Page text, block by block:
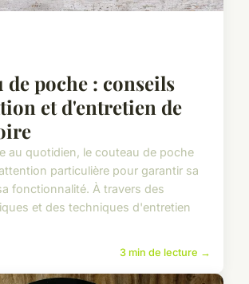
de poche : conseils
et d'entretien de
au quotidien, le couteau de poche
particulière pour garantir sa
fonctionnalité. À travers des
et des techniques d'entretien
3 min de lecture →